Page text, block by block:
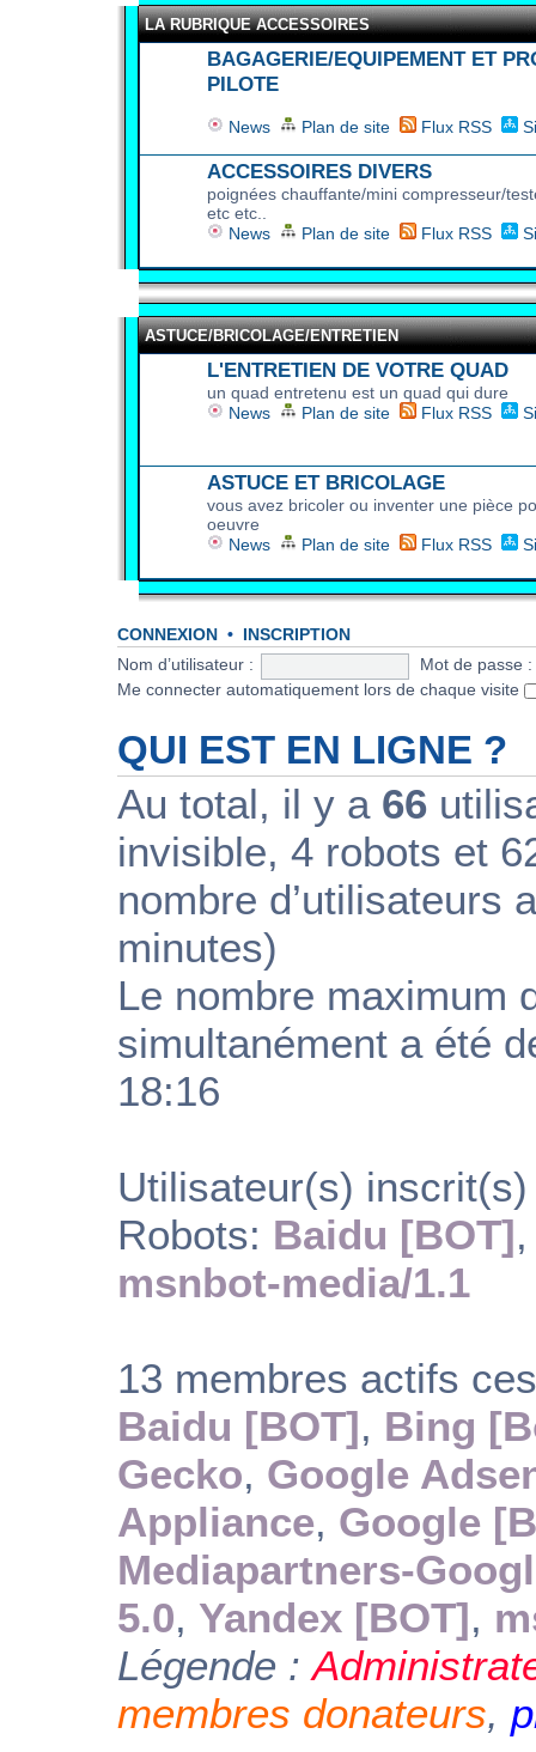
LA RUBRIQUE ACCESSOIRES
BAGAGERIE/EQUIPEMENT ET
PILOTE
News Plan de site Flux RSS
ACCESSOIRES DIVERS
poignées chauffante/mini compresseur/
etc etc..
News
Plan de site Flux RSS
ASTUCE/BRICOLAGE/ENTRETIEN
L'ENTRETIEN DE VOTRE QUAD
un quad entretenu est un quad qui dure
News
Plan de site Flux RSS
ASTUCE ET BRICOLAGE
vous avez bricoler ou inventer une pièce
oeuvre
News
Plan de site Flux RSS
CONNEXION • INSCRIPTION
Nom d’utilisateur :
Mot de passe :
Me connecter automatiquement lors de chaque visite
QUI EST EN LIGNE ?
Au total, il y a 66
invisible, 4 robots et
nombre d’utilisateurs
minutes)
Le nombre maximum
simultanément a été
18:16
Utilisateur(s)
Robots: Baidu [BOT]
msnbot-media/1.1
13 membres actifs
Baidu [BOT], Bing
Gecko, Google
Appliance, Google
Mediapartners-
5.0, Yandex [BOT],
Légende :
membres donateurs,